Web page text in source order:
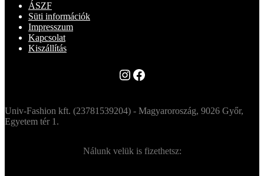
ÁSZF
Süti információk
Impresszum
Kapcsolat
Kiszállítás
Instagram
Facebook
Univ-Fashion kft. (23781539204) - Magyaroroszág, 9026 Győr,
Egyetem tér 1.
Nálunk velük is fizethetsz: